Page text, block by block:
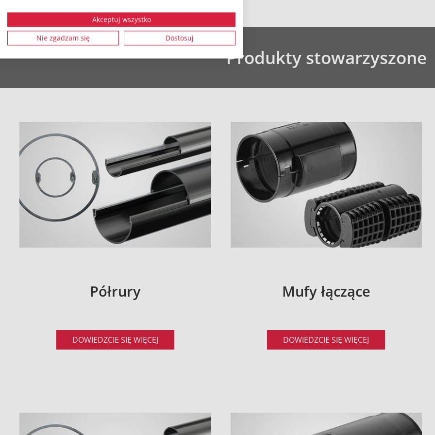
Akceptuj wszystko
Nie zgadzam się Dostosuj
Produkty stowarzyszone
Półrury
DOWIEDZCIE SIĘ WIĘCEJ
Mufy łączące
DOWIEDZCIE SIĘ WIĘCEJ